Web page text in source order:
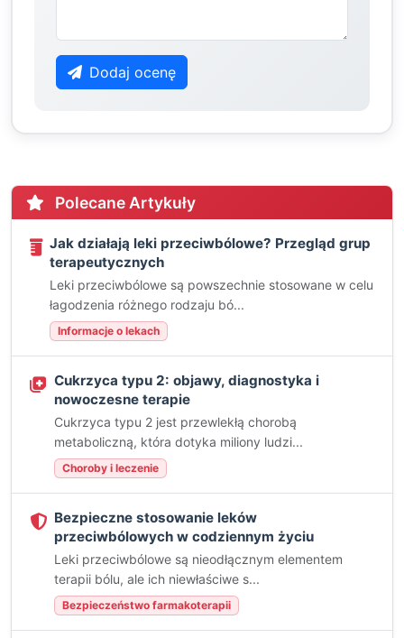
Dodaj ocenę
Polecane Artykuły
Jak działają leki przeciwbólowe? Przegląd grup
terapeutycznych
Leki przeciwbólowe są powszechnie stosowane w celu
łagodzenia różnego rodzaju bó...
Informacje o lekach
Cukrzyca typu 2: objawy, diagnostyka i
nowoczesne terapie
Cukrzyca typu 2 jest przewlekłą chorobą
metaboliczną, która dotyka miliony ludzi...
Choroby i leczenie
Bezpieczne stosowanie leków
przeciwbólowych w codziennym życiu
Leki przeciwbólowe są nieodłącznym elementem
terapii bólu, ale ich niewłaściwe s...
Bezpieczeństwo farmakoterapii